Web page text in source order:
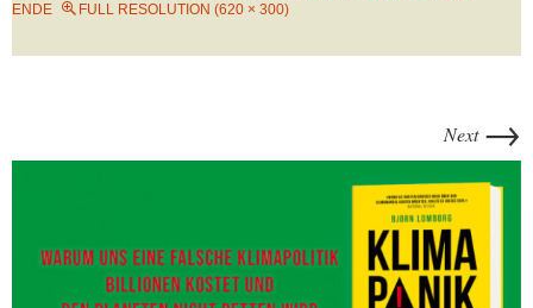
ENDE
FULL RESOLUTION (620 × 300)
Next →